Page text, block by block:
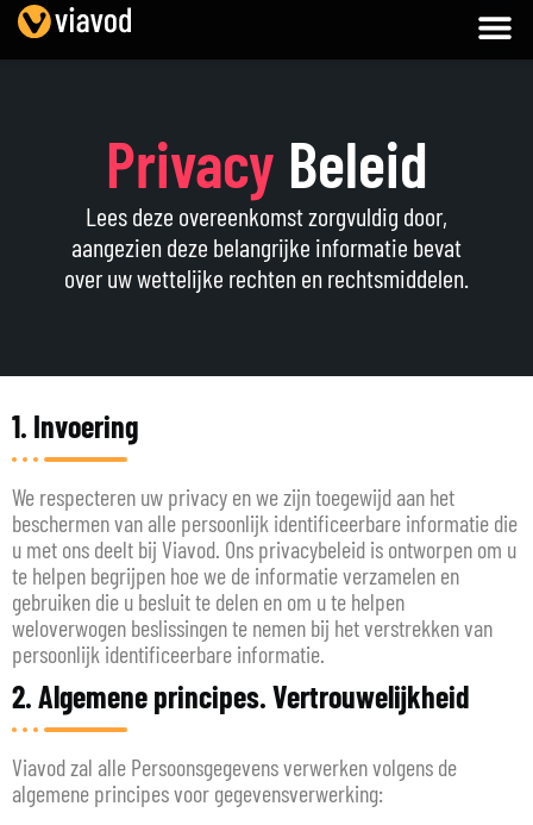
Privacy Beleid
Lees deze overeenkomst zorgvuldig door,
aangezien deze belangrijke informatie bevat
over uw wettelijke rechten en rechtsmiddelen.
1. Invoering
We respecteren uw privacy en we zijn toegewijd aan het
beschermen van alle persoonlijk identificeerbare informatie die
u met ons deelt bij Viavod. Ons privacybeleid is ontworpen om u
te helpen begrijpen hoe we de informatie verzamelen en
gebruiken die u besluit te delen en om u te helpen
weloverwogen beslissingen te nemen bij het verstrekken van
persoonlijk identificeerbare informatie.
2. Algemene principes. Vertrouwelijkheid
Viavod zal alle Persoonsgegevens verwerken volgens de
algemene principes voor gegevensverwerking: